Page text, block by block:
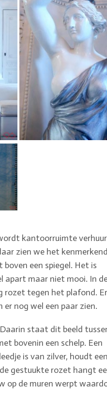
kantoorruimte
zien we het
een spiegel. Het is
apart maar niet mooi. In
rozet tegen het plafond.
er nog wel een paar zien.
staat dit beeld
bovenin een schelp. Een
is van zilver, houdt een
gestuukte rozet hangt
op de muren werpt